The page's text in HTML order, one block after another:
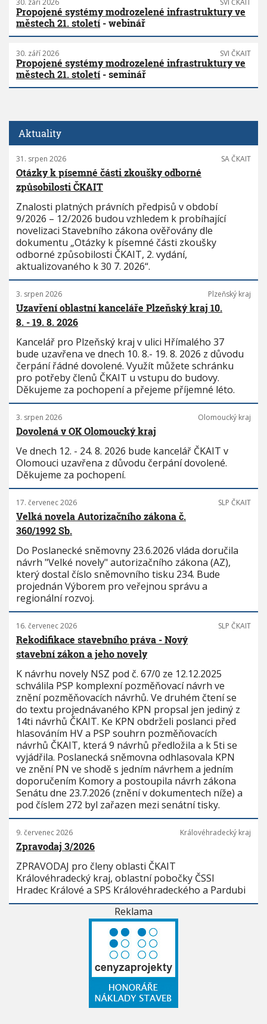
30. září 2026 SVI ČKAIT
Propojené systémy modrozelené infrastruktury ve
městech 21. století- webinář
30. září 2026 SVI ČKAIT
Propojené systémy modrozelené infrastruktury ve
městech 21. století- seminář
Aktuality
31. srpen 2026 SA ČKAIT
Otázky k písemné části zkoušky odborné
způsobilosti ČKAIT
Znalosti platných právních předpisů v období
9/2026 – 12/2026 budou vzhledem k probíhající
novelizaci Stavebního zákona ověřovány dle
dokumentu „Otázky k písemné části zkoušky
odborné způsobilosti ČKAIT, 2. vydání,
aktualizovaného k 30 7. 2026“.
3. srpen 2026 Plzeňský kraj
Uzavření oblastní kanceláře Plzeňský kraj 10.
8. - 19. 8. 2026
Kancelář pro Plzeňský kraj v ulici Hřímalého 37
bude uzavřena ve dnech 10. 8.- 19. 8. 2026 z důvodu
čerpání řádné dovolené. Využít můžete schránku
pro potřeby členů ČKAIT u vstupu do budovy.
Děkujeme za pochopení a přejeme příjemné léto.
3. srpen 2026 Olomoucký kraj
Dovolená v OK Olomoucký kraj
Ve dnech 12. - 24. 8. 2026 bude kancelář ČKAIT v
Olomouci uzavřena z důvodu čerpání dovolené.
Děkujeme za pochopení.
17. červenec 2026 SLP ČKAIT
Velká novela Autorizačního zákona č.
360/1992 Sb.
Do Poslanecké sněmovny 23.6.2026 vláda doručila
návrh "Velké novely" autorizačního zákona (AZ),
který dostal číslo sněmovního tisku 234. Bude
projednán Výborem pro veřejnou správu a
regionální rozvoj.
16. červenec 2026 SLP ČKAIT
Rekodifikace stavebního práva - Nový
stavební zákon a jeho novely
K návrhu novely NSZ pod č. 67/0 ze 12.12.2025
schválila PSP komplexní pozměňovací návrh ve
znění pozměňovacích návrhů. Ve druhém čtení se
do textu projednávaného KPN propsal jen jediný z
14ti návrhů ČKAIT. Ke KPN obdrželi poslanci před
hlasováním HV a PSP souhrn pozměňovacích
návrhů ČKAIT, která 9 návrhů předložila a k 5ti se
vyjádřila. Poslanecká sněmovna odhlasovala KPN
ve znění PN ve shodě s jedním návrhem a jedním
doporučením Komory a postoupila návrh zákona
Senátu dne 23.7.2026 (znění v dokumentech níže) a
pod číslem 272 byl zařazen mezi senátní tisky.
9. červenec 2026 Královéhradecký kraj
Zpravodaj 3/2026
ZPRAVODAJ pro členy oblasti ČKAIT
Královéhradecký kraj, oblastní pobočky ČSSI
Hradec Králové a SPS Královéhradeckého a Pardubi
Reklama